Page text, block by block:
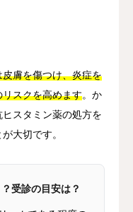
膚を傷つけ、炎症を
スクを高めます。か
スタミン薬の処方を
大切です。
受診の目安は？